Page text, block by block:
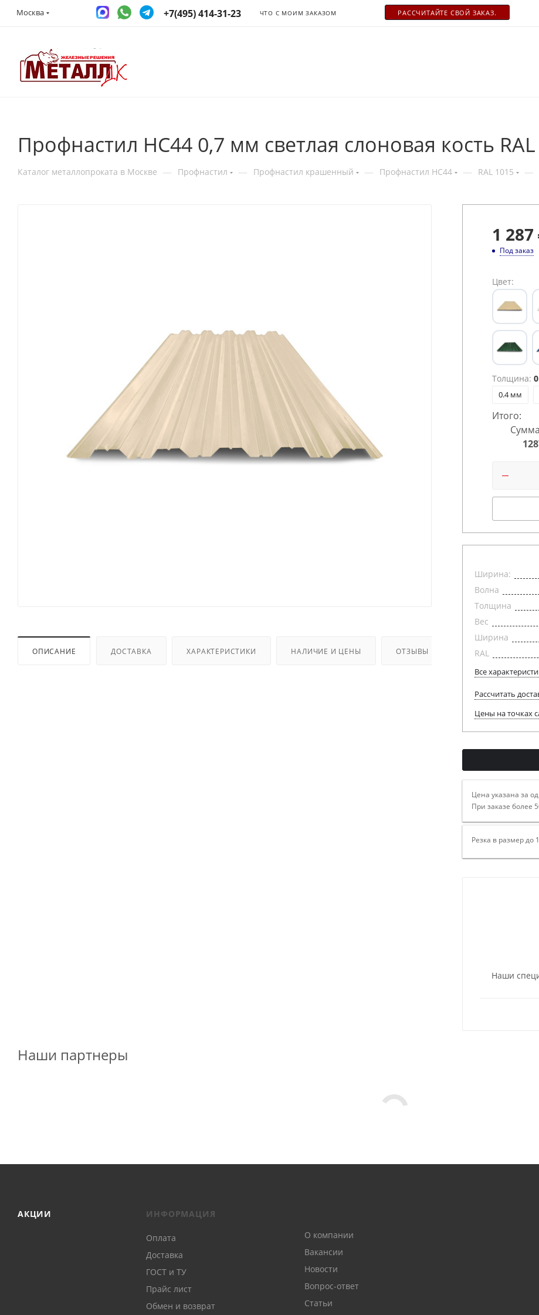
Москва +7(495) 414-31-23 ЧТО С МОИМ ЗАКАЗОМ РАСCЧИТАЙТЕ СВОЙ ЗАКАЗ.
Профнастил НС44 0,7 мм светлая слоновая кость
Каталог металлопроката в Москве — Профнастил — Профнастил крашенный — Профнастил НС44 — RAL 1015 —
ОПИСАНИЕ ДОСТАВКА ХАРАКТЕРИСТИКИ НАЛИЧИЕ И ЦЕНЫ ОТЗЫВЫ
1 287
Под заказ
Цвет:
Толщина:
0.4 мм
Итого:
Ширина:
Волна
Толщина
Вес
Ширина
RAL
Все
Рассчитать
Цены на точках
Цена указана за
При заказе более
Резка в размер
Наши
Наши партнеры
АКЦИИ ИНФОРМАЦИЯ
Оплата
Доставка
ГОСТ и ТУ
Прайс лист
Обмен и возврат
О компании
Вакансии
Новости
Вопрос-ответ
Статьи